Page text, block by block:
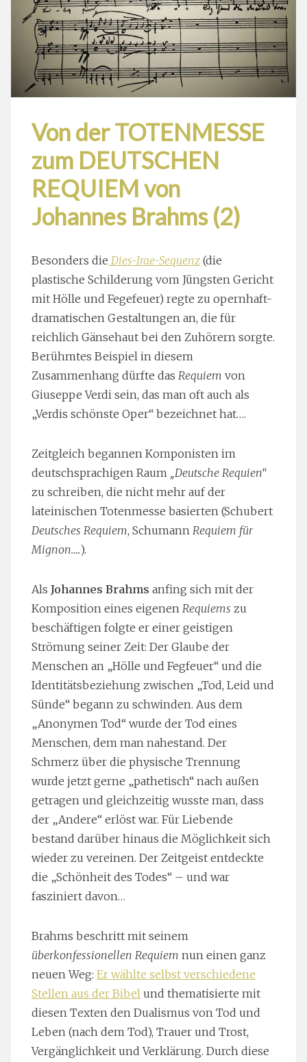
Von der TOTENMESSE
zum DEUTSCHEN
REQUIEM von
Johannes Brahms (2)
Besonders die Dies-Irae-Sequenz (die
plastische Schilderung vom Jüngsten Gericht
mit Hölle und Fegefeuer) regte zu opernhaft-
dramatischen Gestaltungen an, die für
reichlich Gänsehaut bei den Zuhörern sorgte.
Berühmtes Beispiel in diesem
Zusammenhang dürfte das Requiem von
Giuseppe Verdi sein, das man oft auch als
„Verdis schönste Oper“ bezeichnet hat….
Zeitgleich begannen Komponisten im
deutschsprachigen Raum „Deutsche Requien“
zu schreiben, die nicht mehr auf der
lateinischen Totenmesse basierten (Schubert
Deutsches Requiem, Schumann Requiem für
Mignon….).
Als Johannes Brahms anfing sich mit der
Komposition eines eigenen Requiems zu
beschäftigen folgte er einer geistigen
Strömung seiner Zeit: Der Glaube der
Menschen an „Hölle und Fegfeuer“ und die
Identitätsbeziehung zwischen „Tod, Leid und
Sünde“ begann zu schwinden. Aus dem
„Anonymen Tod“ wurde der Tod eines
Menschen, dem man nahestand. Der
Schmerz über die physische Trennung
wurde jetzt gerne „pathetisch“ nach außen
getragen und gleichzeitig wusste man, dass
der „Andere“ erlöst war. Für Liebende
bestand darüber hinaus die Möglichkeit sich
wieder zu vereinen. Der Zeitgeist entdeckte
die „Schönheit des Todes“ – und war
fasziniert davon…
Brahms beschritt mit seinem
überkonfessionellen Requiem nun einen ganz
neuen Weg: Er wählte selbst verschiedene
Stellen aus der Bibel und thematisierte mit
diesen Texten den Dualismus von Tod und
Leben (nach dem Tod), Trauer und Trost,
Vergänglichkeit und Verklärung. Durch diese